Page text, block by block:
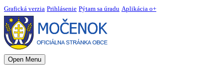
Grafická verzia Prihlásenie Pýtam sa úradu Aplikácia o+
Open Menu